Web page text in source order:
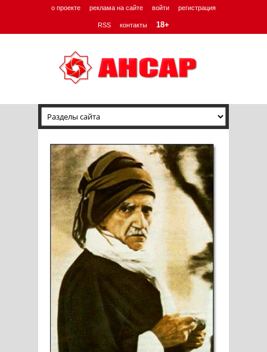
о проекте реклама на сайте войти регистрация
RSS контакты 18+